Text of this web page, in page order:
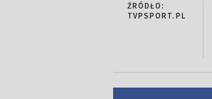
ŹRÓDŁO:
TVPSPORT.PL